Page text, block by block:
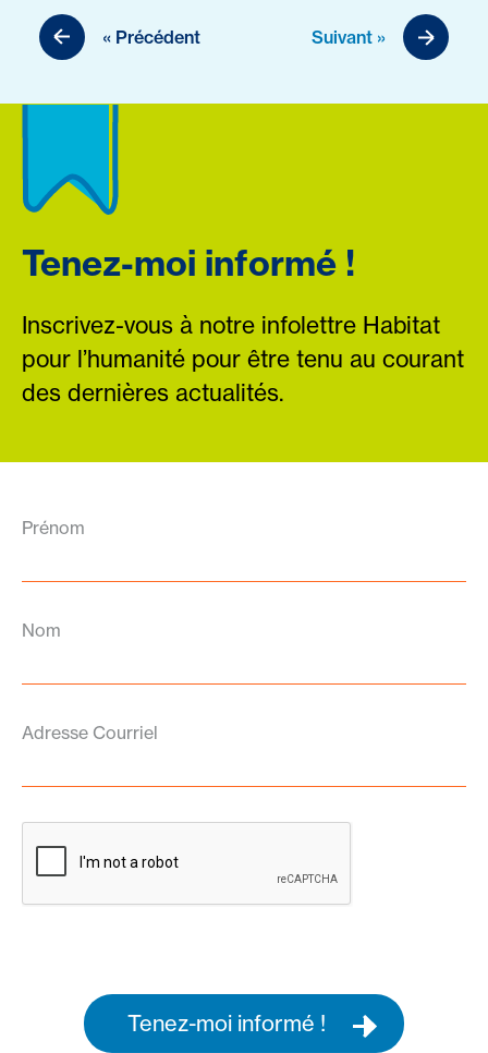
« Précédent Suivant »
Tenez-moi informé !
Inscrivez-vous à notre infolettre Habitat
pour l’humanité pour être tenu au courant
des dernières actualités.
Prénom
Nom
Adresse Courriel
Tenez-moi informé !